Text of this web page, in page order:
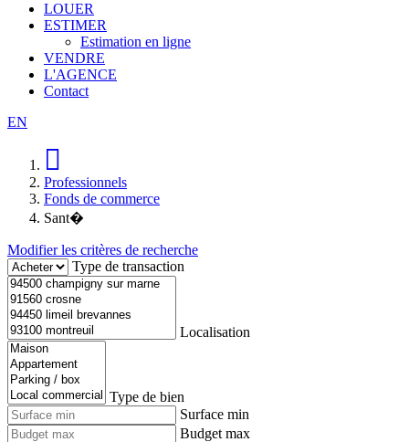
LOUER
ESTIMER
Estimation en ligne
VENDRE
L'AGENCE
Contact
EN
Professionnels
Fonds de commerce
Sant�
Modifier les critères de recherche
Type de transaction
Localisation
Type de bien
Surface min
Budget max